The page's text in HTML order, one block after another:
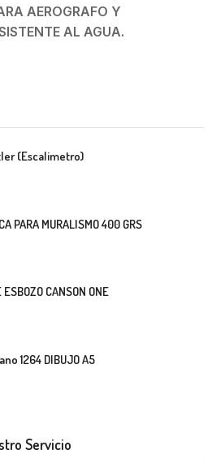
AEROGRAFO Y
AL AGUA.
(Escalimetro)
PARA MURALISMO 400 GRS
ESBOZO CANSON ONE
1264 DIBUJO A5
Servicio